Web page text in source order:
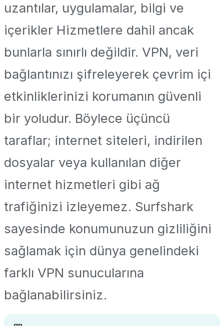
uzantılar, uygulamalar, bilgi ve
içerikler Hizmetlere dahil ancak
bunlarla sınırlı değildir. VPN, veri
bağlantınızı şifreleyerek çevrim içi
etkinliklerinizi korumanın güvenli
bir yoludur. Böylece üçüncü
taraflar; internet siteleri, indirilen
dosyalar veya kullanılan diğer
internet hizmetleri gibi ağ
trafiğinizi izleyemez. Surfshark
sayesinde konumunuzun gizliliğini
sağlamak için dünya genelindeki
farklı VPN sunucularına
bağlanabilirsiniz.